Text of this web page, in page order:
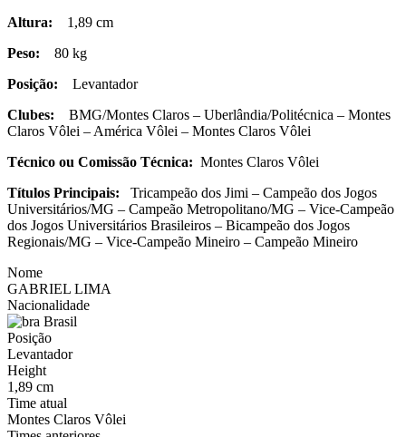
Altura: 1,89 cm
Peso: 80 kg
Posição: Levantador
Clubes: BMG/Montes Claros – Uberlândia/Politécnica – Montes
Claros Vôlei – América Vôlei – Montes Claros Vôlei
Técnico ou Comissão Técnica: Montes Claros Vôlei
Títulos Principais: Tricampeão dos Jimi – Campeão dos Jogos
Universitários/MG – Campeão Metropolitano/MG – Vice-Campeão
dos Jogos Universitários Brasileiros – Bicampeão dos Jogos
Regionais/MG – Vice-Campeão Mineiro – Campeão Mineiro
Nome
GABRIEL LIMA
Nacionalidade
Brasil
Posição
Levantador
Height
1,89 cm
Time atual
Montes Claros Vôlei